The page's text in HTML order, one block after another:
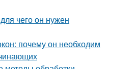
чего он нужен
почему он необходим